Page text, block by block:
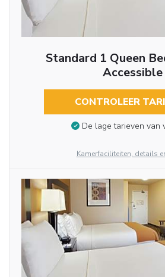
Standard 1 Queen
Accessible
CONTROLEER
De lage tarieven van
Kamerfaciliteiten, details